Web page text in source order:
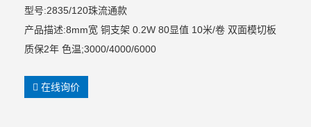
型号:2835/120珠流通款
产品描述:8mm宽 铜支架 0.2W 80显值 10米/卷 双面模切板
质保2年 色温;3000/4000/6000
在线询价